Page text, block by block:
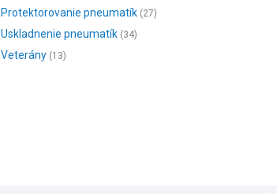
Protektorovanie pneumatík (27)
Uskladnenie pneumatík (34)
Veterány (13)